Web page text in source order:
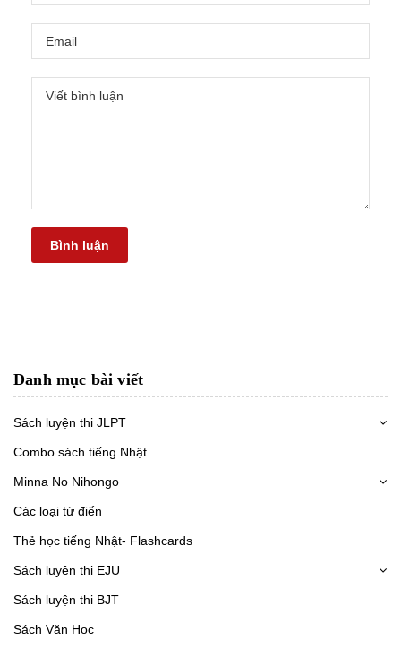
Bình luận
Danh mục bài viết
Sách luyện thi JLPT
Combo sách tiếng Nhật
Minna No Nihongo
Các loại từ điển
Thẻ học tiếng Nhật- Flashcards
Sách luyện thi EJU
Sách luyện thi BJT
Sách Văn Học